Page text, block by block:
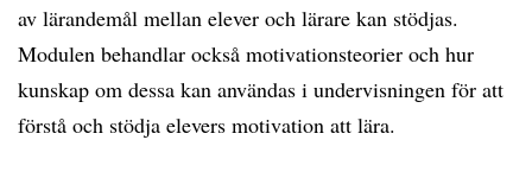
av lärandemål mellan elever och lärare kan stödjas.
Modulen behandlar också motivationsteorier och hur
kunskap om dessa kan användas i undervisningen för att
förstå och stödja elevers motivation att lära.